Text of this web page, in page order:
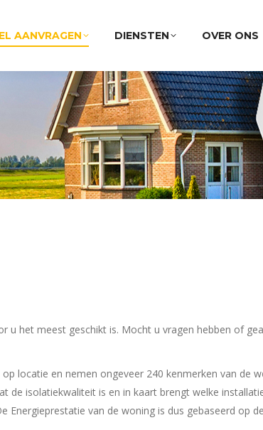
AANVRAGEN DIENSTEN OVER ONS
het meest geschikt is. Mocht u vragen hebben of
locatie en nemen ongeveer 240 kenmerken van de
isolatiekwaliteit is en in kaart brengt welke
Energieprestatie van de woning is dus gebaseerd op